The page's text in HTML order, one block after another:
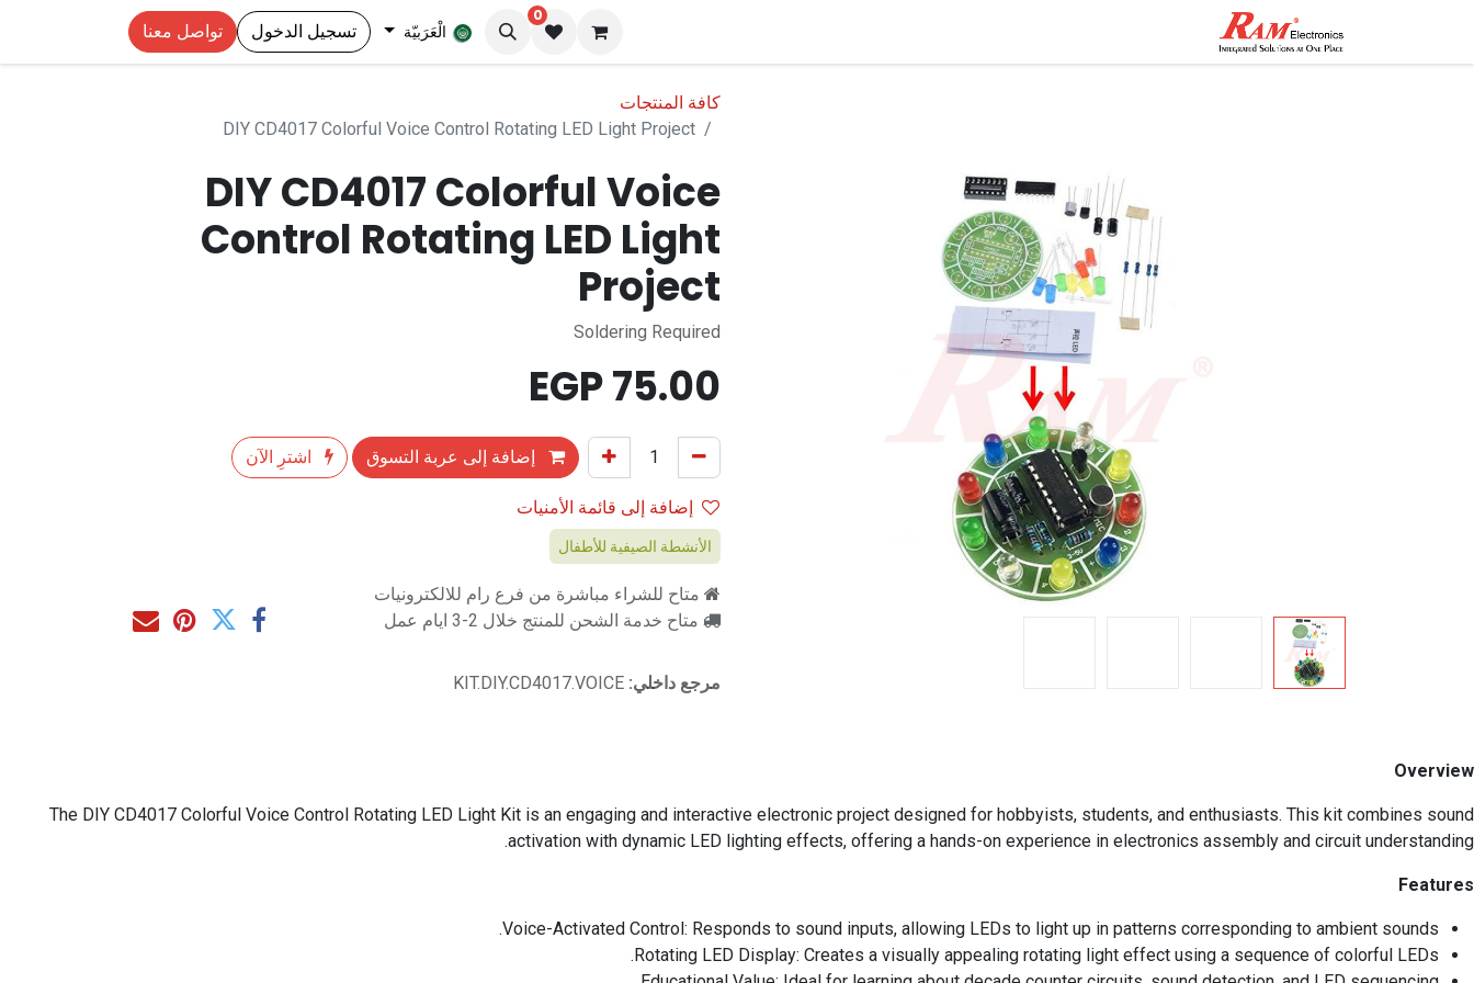
0
الْعَرَبيّة تسجيل الدخول تواصل معنا
كافة المنتجات
DIY CD4017 Colorful Voice Control Rotating LED Light Project
DIY CD4017 Colorful Voice
Control Rotating LED Light
Project
Soldering Required
75.00
إضافة إلى عربة التسوق
اشترِ الآن
إضافة إلى قائمة الأمنيات
الأنشطة الصيفية للأطفال
متاح للشراء مباشرة من فرع رام للالكترونيات
متاح خدمة الشحن للمنتج خلال 2-3 ايام عمل
مرجع داخلي: KIT.DIY.CD4017.VOICE
Overview
The DIY CD4017 Colorful Voice Control Rotating LED Light Kit is an engaging and interactive electronic project designed for hobbyists, students, and enthusiasts. This kit combines sound
activation with dynamic LED lighting effects, offering a hands-on experience in electronics assembly and circuit understanding.
Features
Voice-Activated Control: Responds to sound inputs, allowing LEDs to light up in patterns corresponding to ambient sounds.
Rotating LED Display: Creates a visually appealing rotating light effect using a sequence of colorful LEDs.